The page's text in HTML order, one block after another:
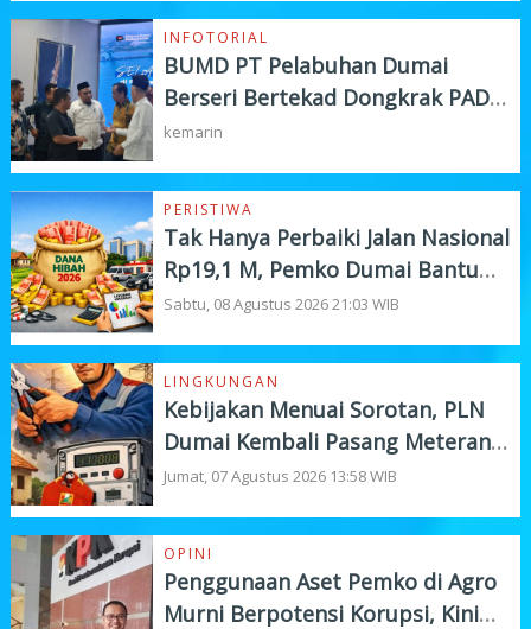
INFOTORIAL
BUMD PT Pelabuhan Dumai
Berseri Bertekad Dongkrak PAD
dan Investasi
kemarin
PERISTIWA
Tak Hanya Perbaiki Jalan Nasional
Rp19,1 M, Pemko Dumai Bantu
Instansi Vertikal Rp4,5 M
Sabtu, 08 Agustus 2026 21:03 WIB
LINGKUNGAN
Kebijakan Menuai Sorotan, PLN
Dumai Kembali Pasang Meteran
Listrik Pelanggan
Jumat, 07 Agustus 2026 13:58 WIB
OPINI
Penggunaan Aset Pemko di Agro
Murni Berpotensi Korupsi, Kini